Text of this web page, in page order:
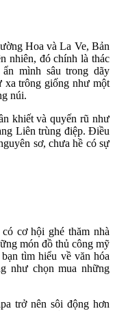
Hoa và La Ve, Bản
nhiên, đó chính là thác
mình sâu trong dãy
xa trông giống như một
núi.
khiết và quyến rũ như
Liên trùng điệp. Điều
sơ, chưa hề có sự
cơ hội ghé thăm nhà
món đồ thủ công mỹ
tìm hiểu về văn hóa
như chọn mua những
trở nên sôi động hơn